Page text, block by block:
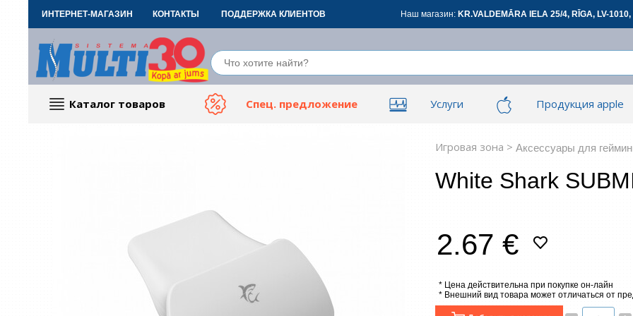
ИНТЕРНЕТ-МАГАЗИН КОНТАКТЫ ПОДДЕРЖКА КЛИЕНТОВ Наш магазин: KR.VALDEMĀRA IELA 25/4, RĪGA, LV-
Каталог товаров Спец. предложение Услуги Продукция apple
Сетевые товары
Renewd техника, Outlet
Игровая зона > Аксессуары для
White Shark
2.67 €
* Цена действительна при покупке он-лайн
* Внешний вид товара может отличаться от